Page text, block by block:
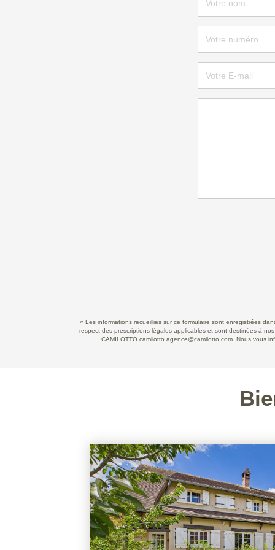
« Les informations recueillies sur ce formulaire sont enregistrées
respect des prescriptions légales applicables et sont destinées à
CAMILOTTO camilotto.agence@camilotto.com. Nous vous